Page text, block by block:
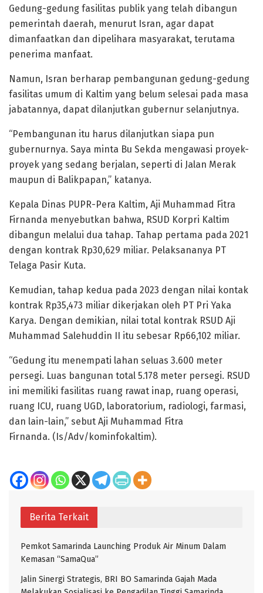
Gedung-gedung fasilitas publik yang telah dibangun
pemerintah daerah, menurut Isran, agar dapat
dimanfaatkan dan dipelihara masyarakat, terutama
penerima manfaat.
Namun, Isran berharap pembangunan gedung-gedung
fasilitas umum di Kaltim yang belum selesai pada masa
jabatannya, dapat dilanjutkan gubernur selanjutnya.
“Pembangunan itu harus dilanjutkan siapa pun
gubernurnya. Saya minta Bu Sekda mengawasi proyek-
proyek yang sedang berjalan, seperti di Jalan Merak
maupun di Balikpapan,” katanya.
Kepala Dinas PUPR-Pera Kaltim, Aji Muhammad Fitra
Firnanda menyebutkan bahwa, RSUD Korpri Kaltim
dibangun melalui dua tahap. Tahap pertama pada 2021
dengan kontrak Rp30,629 miliar. Pelaksananya PT
Telaga Pasir Kuta.
Kemudian, tahap kedua pada 2023 dengan nilai kontak
kontrak Rp35,473 miliar dikerjakan oleh PT Pri Yaka
Karya. Dengan demikian, nilai total kontrak RSUD Aji
Muhammad Salehuddin II itu sebesar Rp66,102 miliar.
“Gedung itu menempati lahan seluas 3.600 meter
persegi. Luas bangunan total 5.178 meter persegi. RSUD
ini memiliki fasilitas ruang rawat inap, ruang operasi,
ruang ICU, ruang UGD, laboratorium, radiologi, farmasi,
dan lain-lain,” sebut Aji Muhammad Fitra
Firnanda. (Is/Adv/kominfokaltim).
Berita Terkait
Pemkot Samarinda Launching Produk Air Minum Dalam
Kemasan “SamaQua”
Jalin Sinergi Strategis, BRI BO Samarinda Gajah Mada